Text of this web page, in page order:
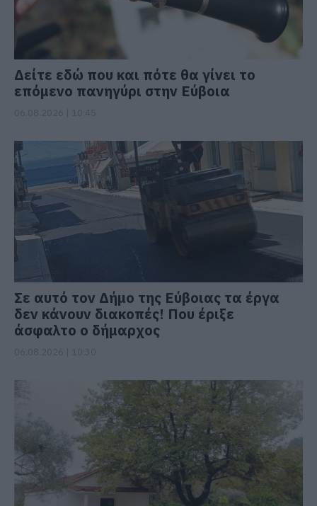
Δείτε εδώ που και πότε θα γίνει το
επόμενο πανηγύρι στην Εύβοια
Σε αυτό τον Δήμο της Εύβοιας τα έργα
δεν κάνουν διακοπές! Που έριξε
άσφαλτο ο δήμαρχος